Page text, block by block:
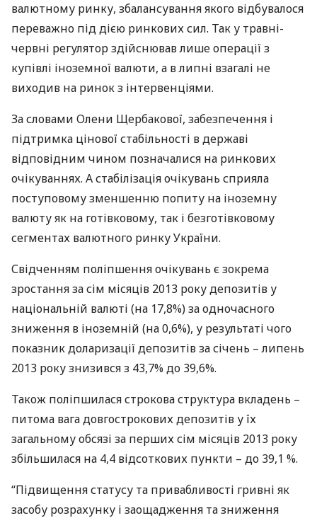
валютному ринку, збалансування якого відбувалося
переважно під дією ринкових сил. Так у травні-
червні регулятор здійснював лише операції з
купівлі іноземної валюти, а в липні взагалі не
виходив на ринок з інтервенціями.
За словами Олени Щербакової, забезпечення і
підтримка цінової стабільності в державі
відповідним чином позначалися на ринкових
очікуваннях. А стабілізація очікувань сприяла
поступовому зменшенню попиту на іноземну
валюту як на готівковому, так і безготівковому
сегментах валютного ринку України.
Свідченням поліпшення очікувань є зокрема
зростання за сім місяців 2013 року депозитів у
національній валюті (на 17,8%) за одночасного
зниження в іноземній (на 0,6%), у результаті чого
показник доларизації депозитів за січень – липень
2013 року знизився з 43,7% до 39,6%.
Також поліпшилася строкова структура вкладень –
питома вага довгострокових депозитів у їх
загальному обсязі за перших сім місяців 2013 року
збільшилася на 4,4 відсоткових пункти – до 39,1 %.
“Підвищення статусу та привабливості гривні як
засобу розрахунку і заощадження та зниження